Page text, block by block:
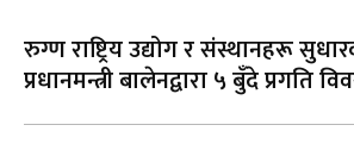
रुग्ण राष्ट्रिय उद्योग र संस्थानहरू
प्रधानमन्त्री बालेनद्वारा ५ बुँदे प्रगति